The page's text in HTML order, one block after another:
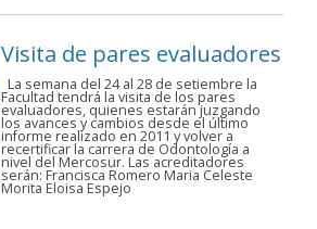
Visita de pares evaluadores
La semana del 24 al 28 de setiembre la
Facultad tendrá la visita de los pares
evaluadores, quienes estarán juzgando
los avances y cambios desde el último
informe realizado en 2011 y volver a
recertificar la carrera de Odontología a
nivel del Mercosur. Las acreditadores
serán: Francisca Romero Maria Celeste
Morita Eloisa Espejo